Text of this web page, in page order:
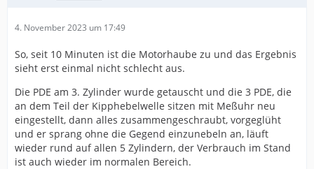
4. November 2023 um 17:49
So, seit 10 Minuten ist die Motorhaube zu und das Ergebnis
sieht erst einmal nicht schlecht aus.
Die PDE am 3. Zylinder wurde getauscht und die 3 PDE, die
an dem Teil der Kipphebelwelle sitzen mit Meßuhr neu
eingestellt, dann alles zusammengeschraubt, vorgeglüht
und er sprang ohne die Gegend einzunebeln an, läuft
wieder rund auf allen 5 Zylindern, der Verbrauch im Stand
ist auch wieder im normalen Bereich.